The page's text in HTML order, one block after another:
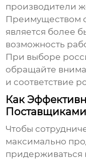
производители
Преимуществом
является более
возможность
При выборе
обращайте
и соответствие
Как
Поставщиками
Чтобы
максимально
придерживаться